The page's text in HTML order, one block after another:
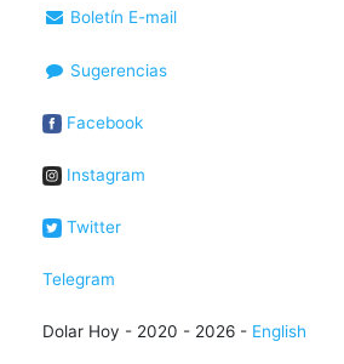
Boletín E-mail
Sugerencias
Facebook
Instagram
Twitter
Telegram
Dolar Hoy - 2020 - 2026 - English